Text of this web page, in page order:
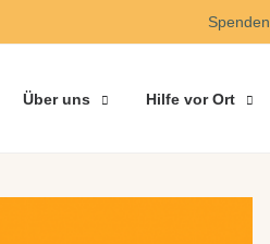
Spenden
Über uns Hilfe vor Ort